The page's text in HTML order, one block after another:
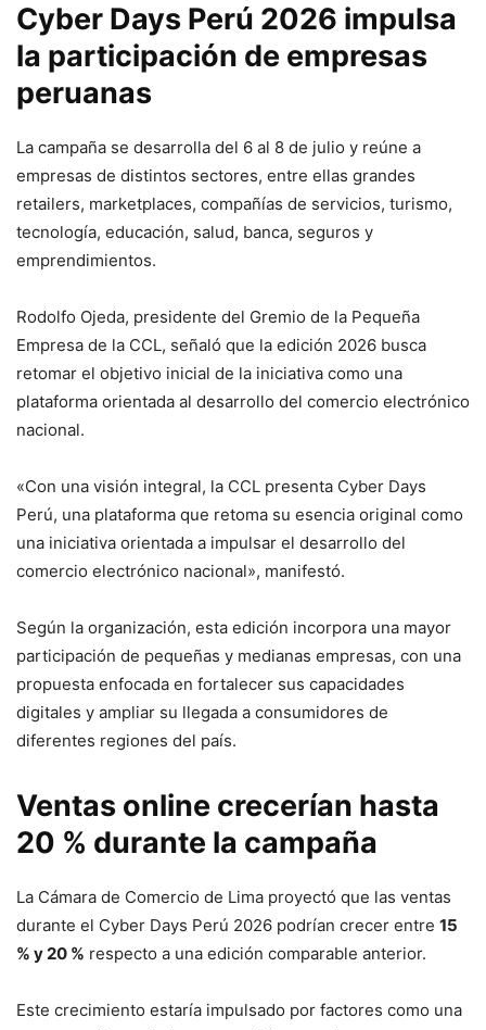
Cyber Days Perú 2026 impulsa
la participación de empresas
peruanas
La campaña se desarrolla del 6 al 8 de julio y reúne a
empresas de distintos sectores, entre ellas grandes
retailers, marketplaces, compañías de servicios, turismo,
tecnología, educación, salud, banca, seguros y
emprendimientos.
Rodolfo Ojeda, presidente del Gremio de la Pequeña
Empresa de la CCL, señaló que la edición 2026 busca
retomar el objetivo inicial de la iniciativa como una
plataforma orientada al desarrollo del comercio electrónico
nacional.
«Con una visión integral, la CCL presenta Cyber Days
Perú, una plataforma que retoma su esencia original como
una iniciativa orientada a impulsar el desarrollo del
comercio electrónico nacional», manifestó.
Según la organización, esta edición incorpora una mayor
participación de pequeñas y medianas empresas, con una
propuesta enfocada en fortalecer sus capacidades
digitales y ampliar su llegada a consumidores de
diferentes regiones del país.
Ventas online crecerían hasta
20 % durante la campaña
La Cámara de Comercio de Lima proyectó que las ventas
durante el Cyber Days Perú 2026 podrían crecer entre 15
% y 20 % respecto a una edición comparable anterior.
Este crecimiento estaría impulsado por factores como una